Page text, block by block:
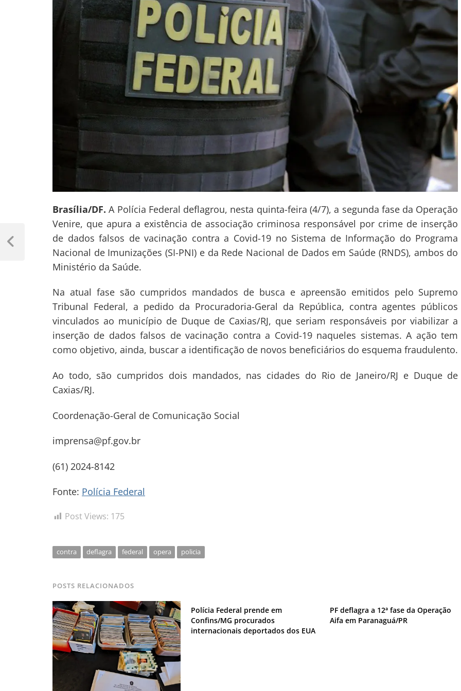
Brasília/DF. A Polícia Federal deflagrou, nesta quinta-feira (4/7), a segunda fase da Operação
Venire, que apura a existência de associação criminosa responsável por crime de inserção
de dados falsos de vacinação contra a Covid-19 no Sistema de Informação do Programa
Nacional de Imunizações (SI-PNI) e da Rede Nacional de Dados em Saúde (RNDS), ambos do
Ministério da Saúde.
Na atual fase são cumpridos mandados de busca e apreensão emitidos pelo Supremo
Tribunal Federal, a pedido da Procuradoria-Geral da República, contra agentes públicos
vinculados ao município de Duque de Caxias/RJ, que seriam responsáveis por viabilizar a
inserção de dados falsos de vacinação contra a Covid-19 naqueles sistemas. A ação tem
como objetivo, ainda, buscar a identificação de novos beneficiários do esquema fraudulento.
Ao todo, são cumpridos dois mandados, nas cidades do Rio de Janeiro/RJ e Duque de
Caxias/RJ.
Coordenação-Geral de Comunicação Social
imprensa@pf.gov.br
(61) 2024-8142
Fonte: Polícia Federal
Post Views: 175
contra deflagra federal opera policia
POSTS RELACIONADOS
Polícia Federal prende em
Confins/MG procurados
internacionais deportados dos EUA
PF deflagra a 12ª fase da Operação
Aifa em Paranaguá/PR
Navegação
de
Previous